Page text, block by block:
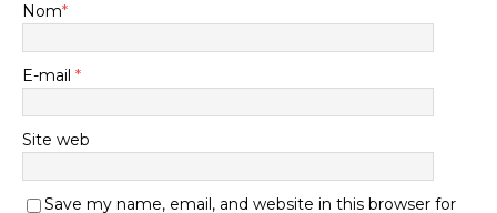
Nom*
E-mail *
Site web
Save my name, email, and website in this browser for